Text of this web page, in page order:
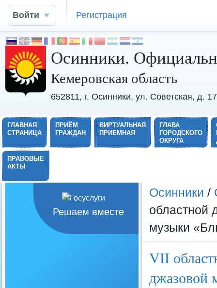
Войти Регистрация
Осинники.
Кемеровская область
652811, г. Осинники, ул. Советская, д.
ГЛАВНАЯ
СТРАНИЦА
ПРИЁМ
ГРАЖДАН
ВИРТУАЛЬНАЯ
ПРИЕМНАЯ
ГЛАВА
ГОРОДСКОГО
ОКРУГА
ПРАВОВЫЕ
АКТЫ
Осинники /
областной
музыки
VII
джазовой
Решаем вместе